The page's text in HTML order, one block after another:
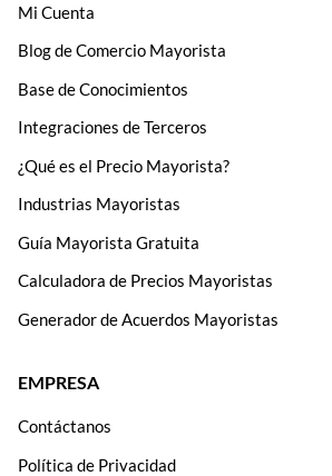
Mi Cuenta
Blog de Comercio Mayorista
Base de Conocimientos
Integraciones de Terceros
¿Qué es el Precio Mayorista?
Industrias Mayoristas
Guía Mayorista Gratuita
Calculadora de Precios Mayoristas
Generador de Acuerdos Mayoristas
EMPRESA
Contáctanos
Política de Privacidad